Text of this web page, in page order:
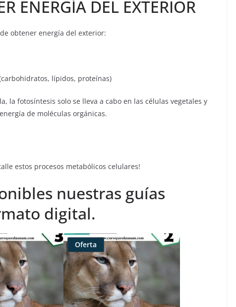
ENERGÍA DEL EXTERIOR
obtener energía del exterior:
lípidos, proteínas)
la fotosíntesis solo se lleva a cabo en las células vegetales y
de moléculas orgánicas.
estos procesos metabólicos celulares!
nuestras guías
digital.
Oferta
Producto
rebajado